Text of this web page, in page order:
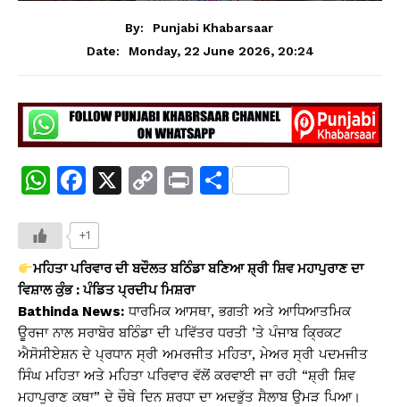
By:
Punjabi Khabarsaar
Date:
Monday, 22 June 2026, 20:24
W
at
s
A
p
p
F
c
e
b
o
o
k
X
C
y
Li
n
k
Pr S
e
+1
ਮਹਿਤਾ ਪਰਿਵਾਰ ਦੀ ਬਦੌਲਤ ਬਠਿੰਡਾ ਬਣਿਆ ਸ਼੍ਰੀ ਸ਼ਿਵ ਮਹਾਪੁਰਾਣ ਦਾ
ਵਿਸ਼ਾਲ ਕੁੰਭ : ਪੰਡਿਤ ਪ੍ਰਦੀਪ ਮਿਸ਼ਰਾ
Bathinda News: ਧਾਰਮਿਕ ਆਸਥਾ, ਭਗਤੀ ਅਤੇ ਆਧਿਆਤਮਿਕ
ਊਰਜਾ ਨਾਲ ਸਰਾਬੋਰ ਬਠਿੰਡਾ ਦੀ ਪਵਿੱਤਰ ਧਰਤੀ ’ਤੇ ਪੰਜਾਬ ਕ੍ਰਿਕਟ
ਐਸੋਸੀਏਸ਼ਨ ਦੇ ਪ੍ਰਧਾਨ ਸ੍ਰੀ ਅਮਰਜੀਤ ਮਹਿਤਾ, ਮੇਅਰ ਸ੍ਰੀ ਪਦਮਜੀਤ
ਸਿੰਘ ਮਹਿਤਾ ਅਤੇ ਮਹਿਤਾ ਪਰਿਵਾਰ ਵੱਲੋਂ ਕਰਵਾਈ ਜਾ ਰਹੀ “ਸ਼੍ਰੀ ਸ਼ਿਵ
ਮਹਾਪੁਰਾਣ ਕਥਾ” ਦੇ ਚੌਥੇ ਦਿਨ ਸ਼ਰਧਾ ਦਾ ਅਦਭੁੱਤ ਸੈਲਾਬ ਉਮੜ ਪਿਆ।